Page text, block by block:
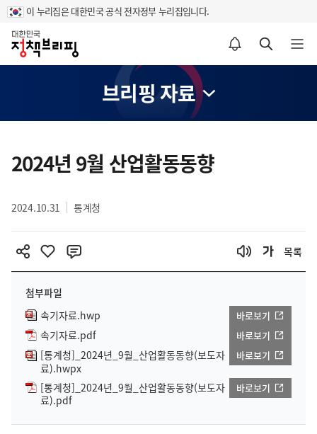
이 누리집은 대한민국 공식 전자정부 누리집입니다.
홈
알림설정 바로가기 검색 바로가기 메뉴 열기
브리핑 자료
텐
츠
역
2024년 9월 산업활동동향
2024.10.31 통계청
목록
첨부파일
속기자료.hwp
바로보기
속기자료.pdf 바로보기
[통계청]_2024년_9월_산업활동동향(보도자
료).hwpx
바로보기
[통계청]_2024년_9월_산업활동동향(보도자
료).pdf
바로보기